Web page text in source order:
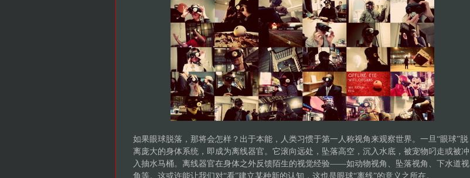
如果眼球脱落，那将会怎样？出于本能，人类习惯于第一人称视角来观察世界。一旦“眼球”脱
离庞大的身体系统，即成为离线器官。它滚向远处，坠落高空，沉入水底，被宠物叼走或被冲
入抽水马桶。离线器官在身体之外反馈陌生的视觉经验——如动物视角、坠落视角、下水道视
角等。这或许能让我们对“看”建立某种新的认知，这也是眼球“离线”的意义之所在。